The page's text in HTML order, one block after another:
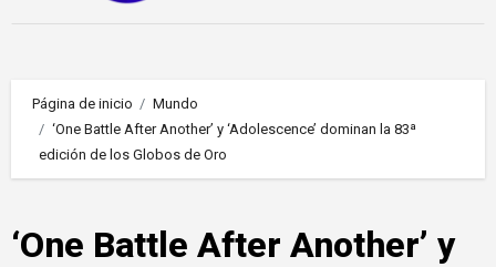
Página de inicio
Mundo
‘One Battle After Another’ y ‘Adolescence’ dominan la 83ª
edición de los Globos de Oro
‘One Battle After Another’ y